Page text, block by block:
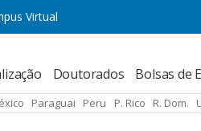
Virtual
Doutorados Bolsas de
Paraguai Peru P. Rico R. Dom.